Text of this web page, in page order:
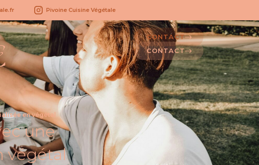
Pivoine Cuisine Végétale
CONTACT
CONTACT
en végétal
une
végétal